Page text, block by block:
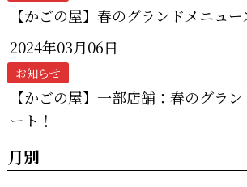
【かごの屋】春のグランドメニュー
2024年03月06日
お知らせ
【かごの屋】一部店舗：春のグラ
ート！
月別